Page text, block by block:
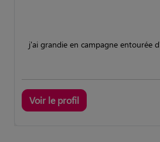
j'ai grandie en campagne entourée
Voir le profil